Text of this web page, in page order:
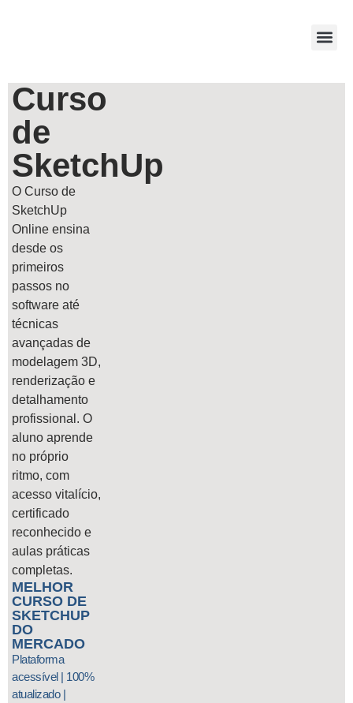
Curso
de
SketchUp
O Curso de
SketchUp
Online ensina
desde os
primeiros
passos no
software até
técnicas
avançadas de
modelagem 3D,
renderização e
detalhamento
profissional. O
aluno aprende
no próprio
ritmo, com
acesso vitalício,
certificado
reconhecido e
aulas práticas
completas.
MELHOR
CURSO DE
SKETCHUP
DO
MERCADO
Plataforma
acessível | 100%
atualizado |